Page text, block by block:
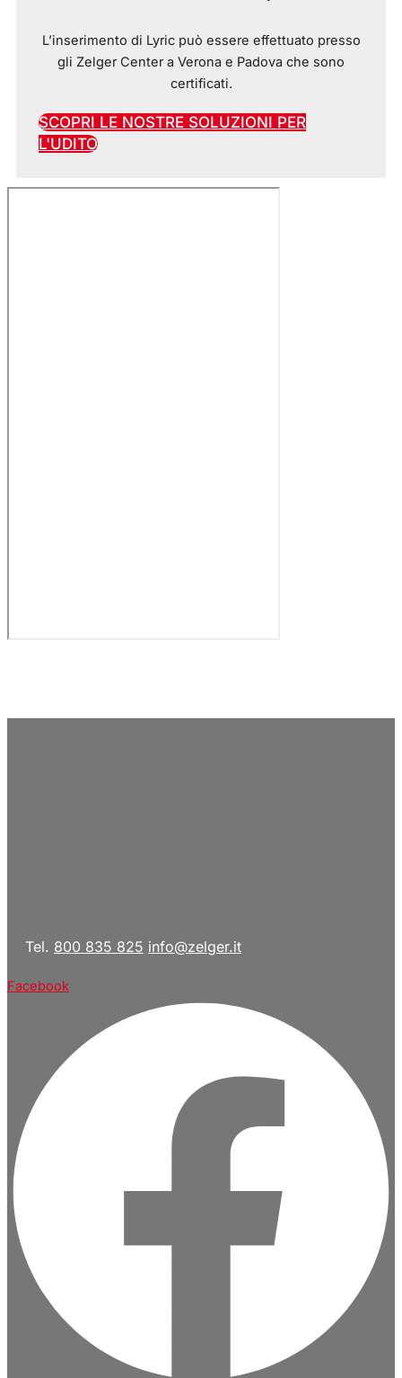
L’inserimento di Lyric può essere effettuato presso
gli Zelger Center a Verona e Padova che sono
certificati.
SCOPRI LE NOSTRE SOLUZIONI PER
L'UDITO
Tel. 800 835 825 info@zelger.it
Facebook